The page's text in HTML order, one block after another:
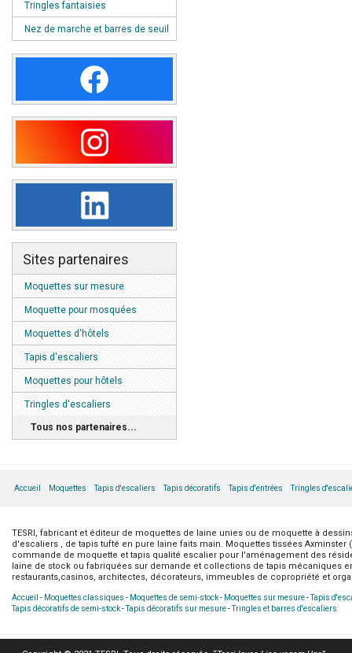
Tringles fantaisies
Nez de marche et barres de seuil
Sites partenaires
Moquettes sur mesure
Moquette pour mosquées
Moquettes d'hôtels
Tapis d'escaliers
Moquettes pour hôtels
Tringles d'escaliers
Tous nos partenaires...
Accueil Moquettes Tapis d'escaliers Tapis décoratifs Tapis d'entrées Tringles
TESRI, fabricant et éditeur de moquettes de laine unies ou de moquette à
d'escaliers , de tapis tufté en pure laine faits main. Moquettes tissées
commande de moquette et tapis qualité escalier pour l'aménagement des
laine de stock ou fabriquées sur demande et collections de tapis mécaniques
restaurants,casinos, architectes, décorateurs, immeubles de copropriété et
Accueil - Moquettes classiques - Moquettes de semi-stock- Moquettes sur mesure-Tapis
Tapis décoratifs de semi-stock-Tapis décoratifs sur mesure-Tringles et barres d'escaliers